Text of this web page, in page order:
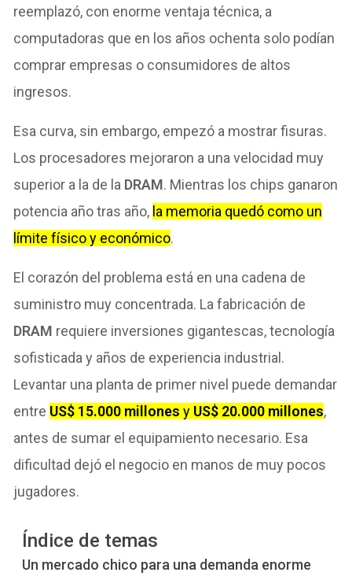
reemplazó, con enorme ventaja técnica, a
computadoras que en los años ochenta solo podían
comprar empresas o consumidores de altos
ingresos.
Esa curva, sin embargo, empezó a mostrar fisuras.
Los procesadores mejoraron a una velocidad muy
superior a la de la DRAM. Mientras los chips ganaron
potencia año tras año, la memoria quedó como un
límite físico y económico.
El corazón del problema está en una cadena de
suministro muy concentrada. La fabricación de
DRAM requiere inversiones gigantescas, tecnología
sofisticada y años de experiencia industrial.
Levantar una planta de primer nivel puede demandar
entre US$ 15.000 millones y US$ 20.000 millones,
antes de sumar el equipamiento necesario. Esa
dificultad dejó el negocio en manos de muy pocos
jugadores.
Índice de temas
Un mercado chico para una demanda enorme